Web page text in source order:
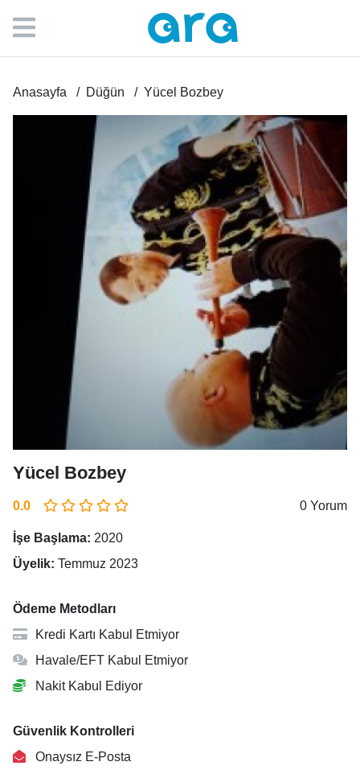
Anasayfa Düğün Yücel Bozbey
Yücel Bozbey
0.0 0 Yorum
İşe Başlama: 2020
Üyelik: Temmuz 2023
Ödeme Metodları
Kredi Kartı Kabul Etmiyor
Havale/EFT Kabul Etmiyor
Nakit Kabul Ediyor
Güvenlik Kontrolleri
Onaysız E-Posta